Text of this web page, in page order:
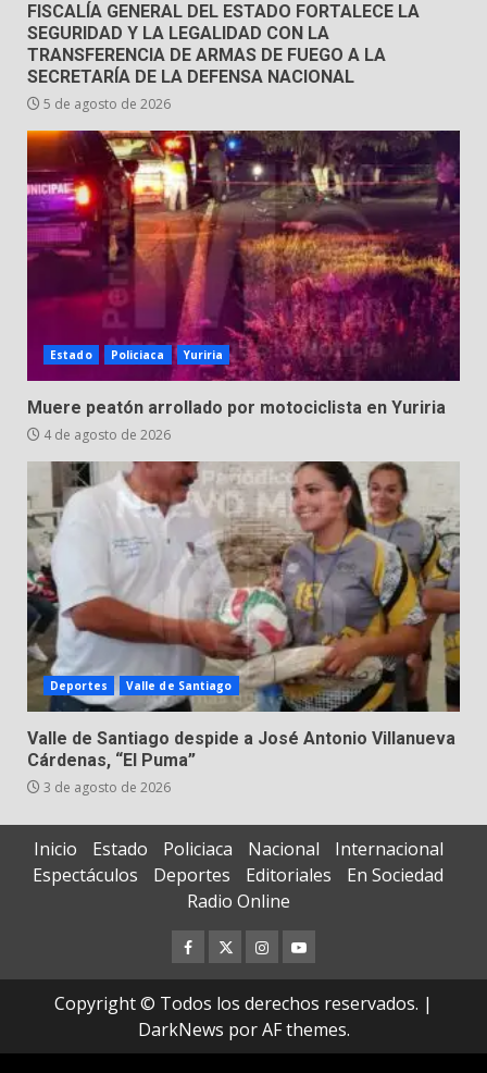
7
Envía Gobierno de la Gente más
FISCALÍA GENERAL DEL ESTADO FORTALECE LA
SEGURIDAD Y LA LEGALIDAD CON LA
TRANSFERENCIA DE ARMAS DE FUEGO A LA
SECRETARÍA DE LA DEFENSA NACIONAL
5 de agosto de 2026
Estado Policiaca Yuriria
Muere peatón arrollado por motociclista en Yuriria
4 de agosto de 2026
Deportes Valle de Santiago
Valle de Santiago despide a José Antonio Villanueva
Cárdenas, “El Puma”
3 de agosto de 2026
Inicio Estado Policiaca Nacional
Internacional
Espectáculos
Deportes Editoriales
En Sociedad
Radio Online
Facebook
TwitterInstagram
Youtube
Copyright © Todos los derechos reservados. |
DarkNews por AF themes.